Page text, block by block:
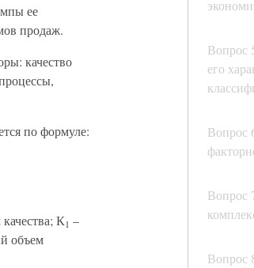
Вопрос
его
Вопрос
Вопрос
Вопрос
ее
продаж.
качество
по формуле:
К1 –
объем